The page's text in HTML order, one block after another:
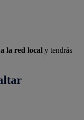
la red local y tendrás